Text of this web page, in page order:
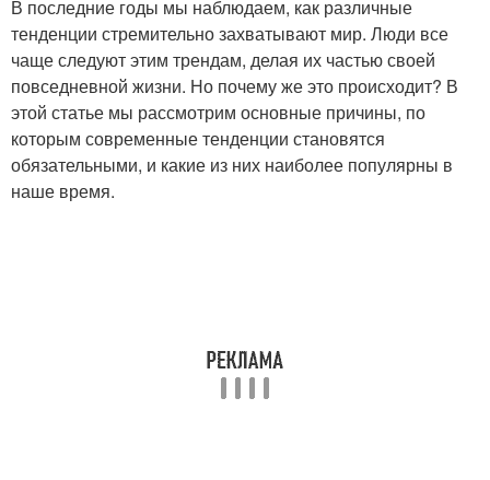
В последние годы мы наблюдаем, как различные
тенденции стремительно захватывают мир. Люди все
чаще следуют этим трендам, делая их частью своей
повседневной жизни. Но почему же это происходит? В
этой статье мы рассмотрим основные причины, по
которым современные тенденции становятся
обязательными, и какие из них наиболее популярны в
наше время.